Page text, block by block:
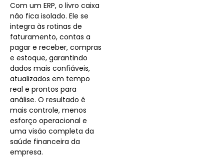
Com um ERP, o livro caixa
não fica isolado. Ele se
integra às rotinas de
faturamento, contas a
pagar e receber, compras
e estoque, garantindo
dados mais confiáveis,
atualizados em tempo
real e prontos para
análise. O resultado é
mais controle, menos
esforço operacional e
uma visão completa da
saúde financeira da
empresa.